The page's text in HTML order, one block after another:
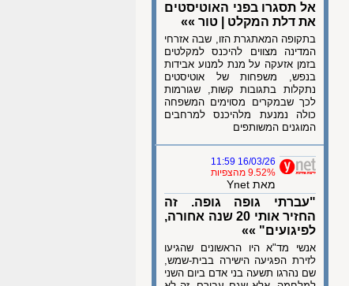
אל תסגרו בפני האוטיסטים
את דלת המקלט | טור »»
בתקופה המאתגרת הזו, שבה אזרחי
המדינה מצווים להיכנס למקלטים
בזמן אזעקה על מנת למנוע אבידות
בנפש, משפחות של אוטיסטים
נתקלות בתגובות קשות, שגורמות
לכך שבמקרים מסוימים המשפחה
כולה נמנעת מלהיכנס למרחבים
המוגנים המשותפים
16/03/26 11:59
9.52% מהצפיות
מאת Ynet
"עברתי גופה גופה. זה
החזיר אותי 20 שנה אחורה,
לפיגועים" »»
אנשי מד"א היו הראשונים שהגיעו
לזירת הפגיעה הישירה בבית-שמש,
שם נהרגו תשעה בני אדם ביום השני